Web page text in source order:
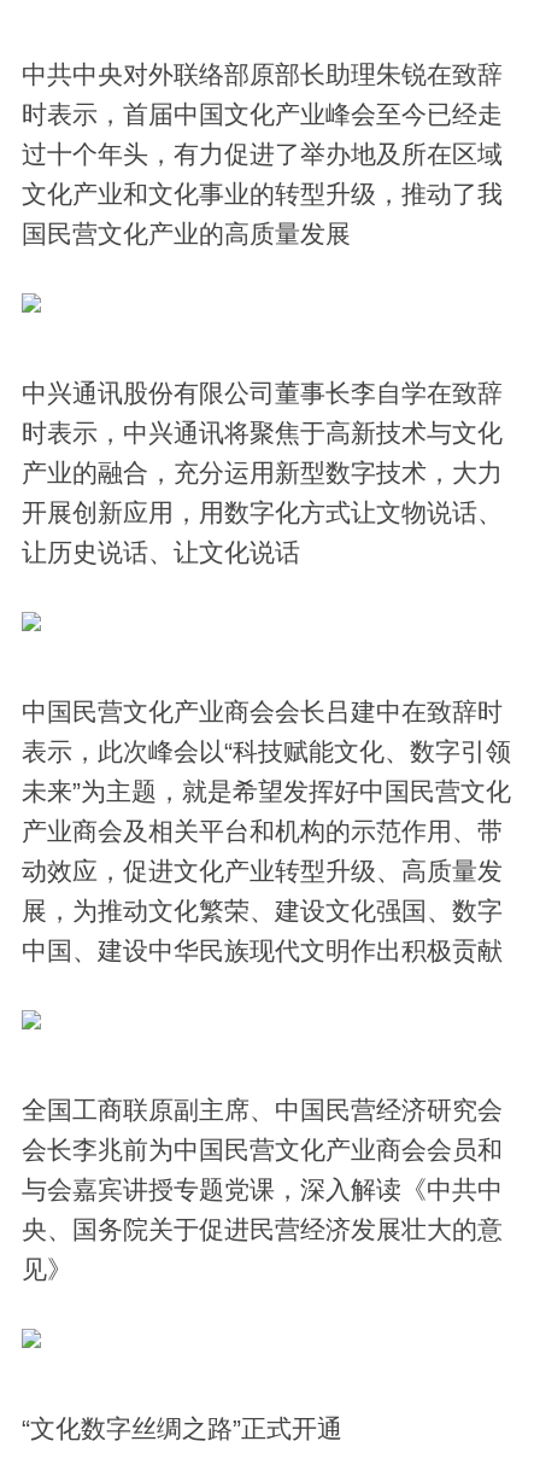
中共中央对外联络部原部长助理朱锐在致辞
时表示，首届中国文化产业峰会至今已经走
过十个年头，有力促进了举办地及所在区域
文化产业和文化事业的转型升级，推动了我
国民营文化产业的高质量发展
中兴通讯股份有限公司董事长李自学在致辞
时表示，中兴通讯将聚焦于高新技术与文化
产业的融合，充分运用新型数字技术，大力
开展创新应用，用数字化方式让文物说话、
让历史说话、让文化说话
中国民营文化产业商会会长吕建中在致辞时
表示，此次峰会以“科技赋能文化、数字引领
未来”为主题，就是希望发挥好中国民营文化
产业商会及相关平台和机构的示范作用、带
动效应，促进文化产业转型升级、高质量发
展，为推动文化繁荣、建设文化强国、数字
中国、建设中华民族现代文明作出积极贡献
全国工商联原副主席、中国民营经济研究会
会长李兆前为中国民营文化产业商会会员和
与会嘉宾讲授专题党课，深入解读《中共中
央、国务院关于促进民营经济发展壮大的意
见》
“文化数字丝绸之路”正式开通